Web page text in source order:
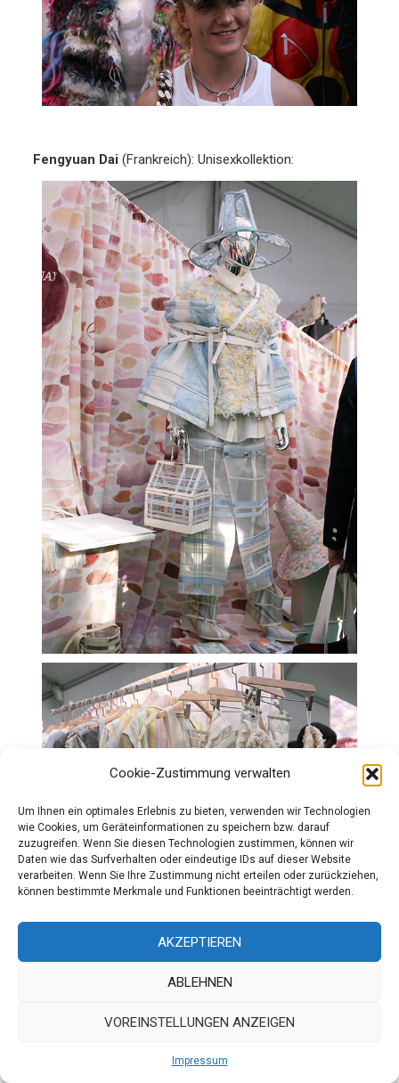
Cookie-Zustimmung verwalten
Um Ihnen ein optimales Erlebnis zu bieten, verwenden wir Technologien
wie Cookies, um Geräteinformationen zu speichern bzw. darauf
zuzugreifen. Wenn Sie diesen Technologien zustimmen, können wir
Daten wie das Surfverhalten oder eindeutige IDs auf dieser Website
verarbeiten. Wenn Sie Ihre Zustimmung nicht erteilen oder zurückziehen,
können bestimmte Merkmale und Funktionen beeinträchtigt werden.
AKZEPTIEREN
ABLEHNEN
VOREINSTELLUNGEN ANZEIGEN
Impressum
Fengyuan Dai (Frankreich): Unisexkollektion: